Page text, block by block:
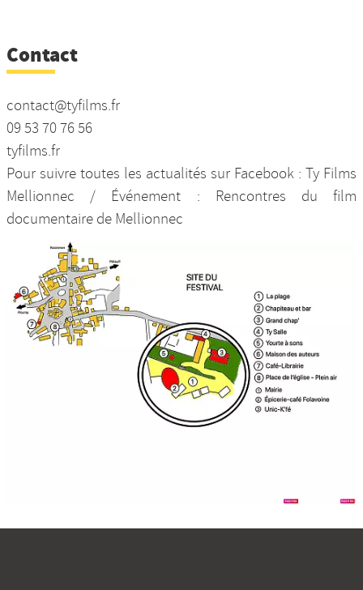
Contact
contact@tyfilms.fr
09 53 70 76 56
tyfilms.fr
Pour suivre toutes les actualités sur Facebook : Ty Films
Mellionnec / Événement : Rencontres du film
documentaire de Mellionnec